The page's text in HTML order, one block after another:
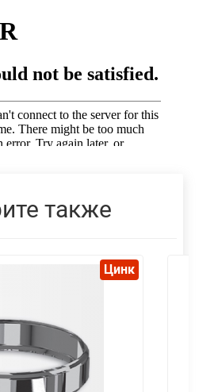
также
Цинк